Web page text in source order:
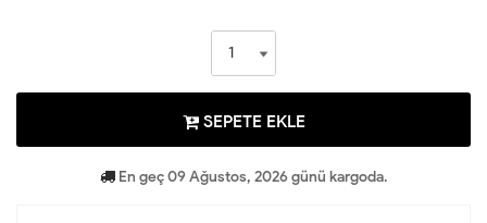
SEPETE EKLE
En geç 09 Ağustos, 2026 günü kargoda.